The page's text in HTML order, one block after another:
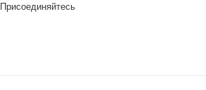
Присоединяйтесь